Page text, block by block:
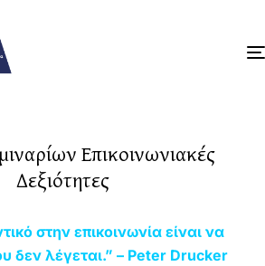
Επικοινωνιακές
Δεξιότητες
στην επικοινωνία είναι να
δεν λέγεται.” – Peter Drucker